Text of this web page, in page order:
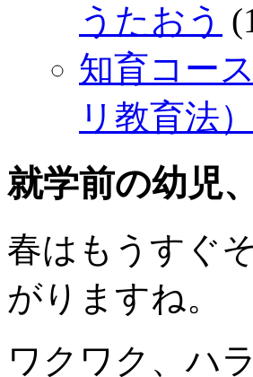
うたおう
知育コー
リ教育法）
就学前の幼児
春はもうすぐ
がりますね。
ワクワク、ハ